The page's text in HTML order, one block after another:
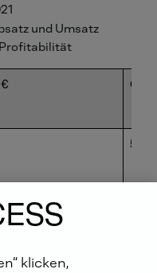
und Umsatz
Profitabilität
€ Q1/
klicken,